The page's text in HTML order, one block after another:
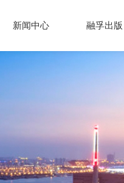
新闻中心 融孚出版